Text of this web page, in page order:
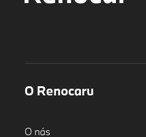
O Renocaru
O nás